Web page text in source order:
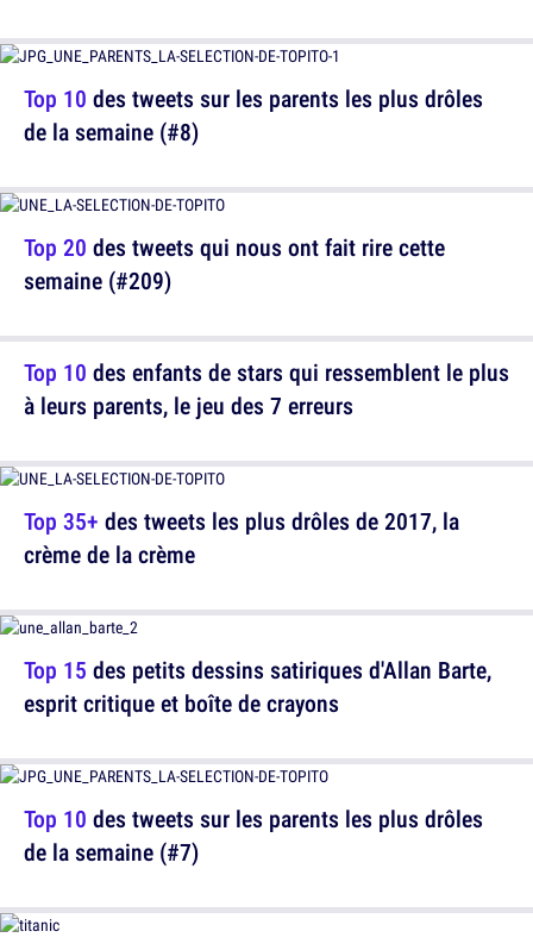
Top 10 des tweets sur les parents les plus drôles
de la semaine (#8)
Top 10 des enfants de stars qui ressemblent le plus
à leurs parents, le jeu des 7 erreurs
Top 15 des petits dessins satiriques d'Allan Barte,
esprit critique et boîte de crayons
Top 20 des tweets qui nous ont fait rire cette
semaine (#209)
Top 35+ des tweets les plus drôles de 2017, la
crème de la crème
Top 10 des tweets sur les parents les plus drôles
de la semaine (#7)